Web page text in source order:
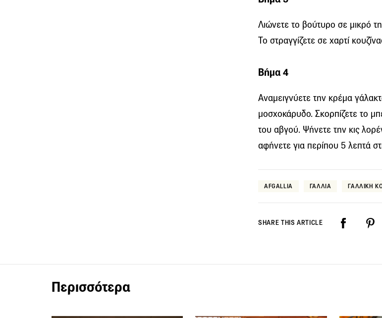
Λιώνετε το βούτυρο σε μικρό
Το στραγγίζετε σε χαρτί
Βήμα 4
Αναμειγνύετε την κρέμα
μοσχοκάρυδο. Σκορπίζετε το
του αβγού. Ψήνετε την κις
αφήνετε για περίπου 5 λεπτά
AFGALLIA ΓΑΛΛΙΑ ΓΑΛΛΙΚΗ
SHARE THIS ARTICLE
Περισσότερα